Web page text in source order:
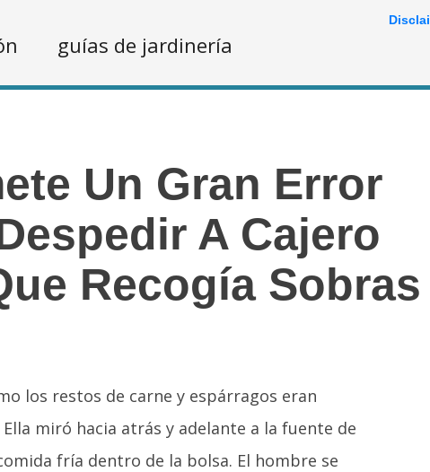
guías de jardinería
Un Gran Error
A Cajero
Recogía Sobras
los restos de carne y espárragos eran
miró hacia atrás y adelante a la fuente de
fría dentro de la bolsa. El hombre se